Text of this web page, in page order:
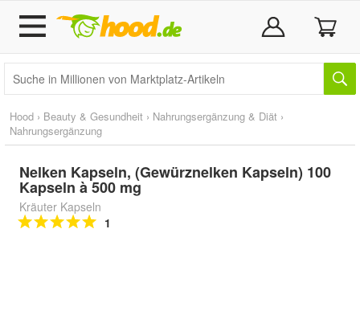
Hood › Beauty & Gesundheit › Nahrungsergänzung & Diät ›
Nahrungsergänzung
Nelken Kapseln, (Gewürznelken Kapseln) 100
Kapseln à 500 mg
Kräuter Kapseln
1